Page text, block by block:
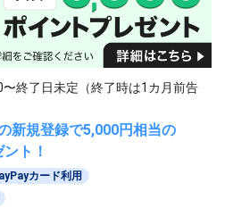
終了日未定（終了時は1カ月前告
新規登録で5,000円相当の
ト！
カード利用